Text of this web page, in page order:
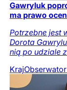
Gawryluk
ma prawo
Potrzebne jest
Dorota
nią po udziale
Kraj